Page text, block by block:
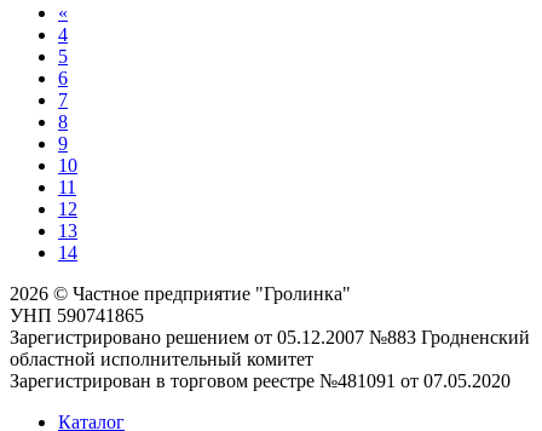
«
4
5
6
7
8
9
10
11
12
13
14
2026 © Частное предприятие "Гролинка"
УНП 590741865
Зарегистрировано решением от 05.12.2007 №883 Гродненский
областной исполнительный комитет
Зарегистрирован в торговом реестре №481091 от 07.05.2020
Каталог